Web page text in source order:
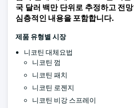
국 달러 백만 단위로 추정하고 전
심층적인 내용을 포함합니다.
제품 유형별 시장
니코틴 대체요법
니코틴 껌
니코틴 패치
니코틴 로젠지
니코틴 비강 스프레이